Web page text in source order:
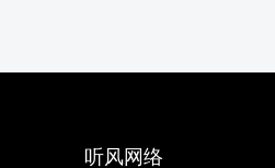
听风网络